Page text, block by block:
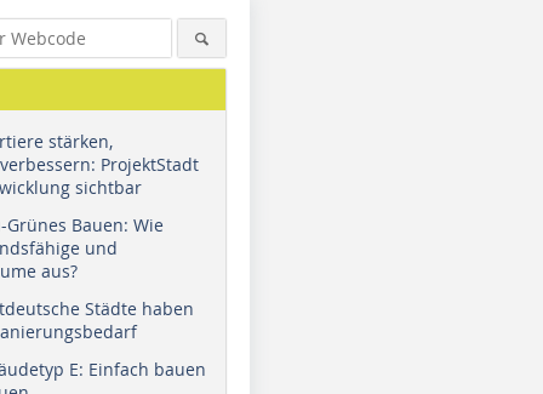
stärken,
ProjektStadt
sichtbar
Grünes Bauen: Wie
und
aus?
Städte haben
E: Einfach bauen